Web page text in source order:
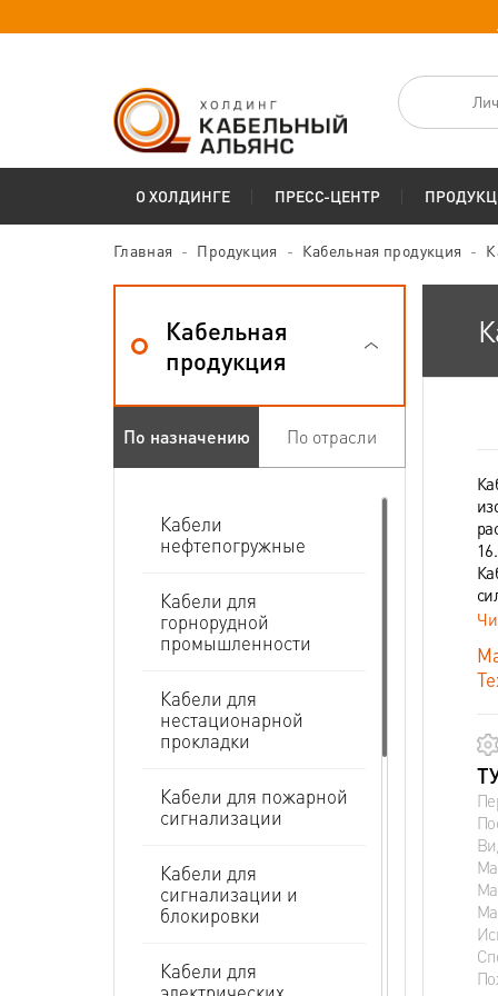
О ХОЛДИНГЕ ПРЕСС-ЦЕНТР
Главная Продукция Кабельная продукция
Кабельная
продукция
По назначению По отрасли
Кабели
нефтепогружные
Кабели для
горнорудной
промышленности
Кабели для
нестационарной
прокладки
Кабели для пожарной
сигнализации
Кабели для
сигнализации и
блокировки
Кабели для